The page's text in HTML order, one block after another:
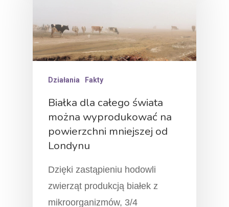
Działania Fakty
Białka dla całego świata
można wyprodukować na
powierzchni mniejszej od
Londynu
Dzięki zastąpieniu hodowli
zwierząt produkcją białek z
mikroorganizmów, 3/4